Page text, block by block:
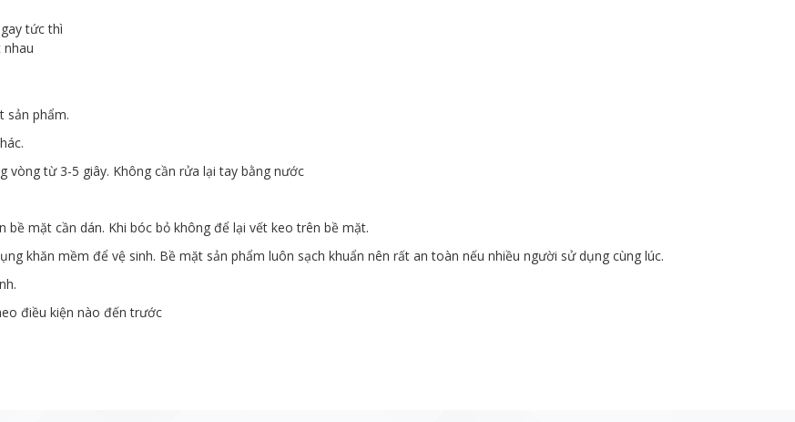
tức thì
nhau
sản phẩm.
vòng từ 3-5 giây. Không cần rửa lại tay bằng nước
mặt cần dán. Khi bóc bỏ không để lại vết keo trên bề mặt.
khăn mềm để vệ sinh. Bề mặt sản phẩm luôn sạch khuẩn nên rất an toàn nếu nhiều người sử dụng cùng lúc.
điều kiện nào đến trước